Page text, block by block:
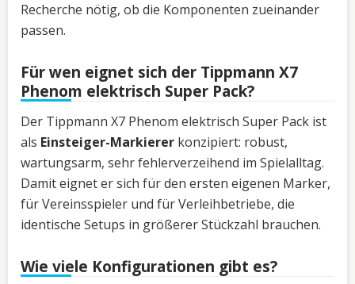
Recherche nötig, ob die Komponenten zueinander
passen.
Für wen eignet sich der Tippmann X7
Phenom elektrisch Super Pack?
Der Tippmann X7 Phenom elektrisch Super Pack ist
als Einsteiger-Markierer konzipiert: robust,
wartungsarm, sehr fehlerverzeihend im Spielalltag.
Damit eignet er sich für den ersten eigenen Marker,
für Vereinsspieler und für Verleihbetriebe, die
identische Setups in größerer Stückzahl brauchen.
Wie viele Konfigurationen gibt es?